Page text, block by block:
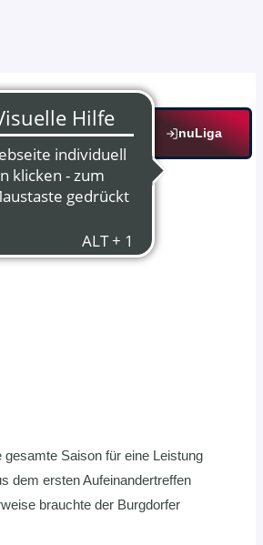
nuLiga
Saison für eine Leistung
dem ersten Aufeinandertreffen
brauchte der Burgdorfer